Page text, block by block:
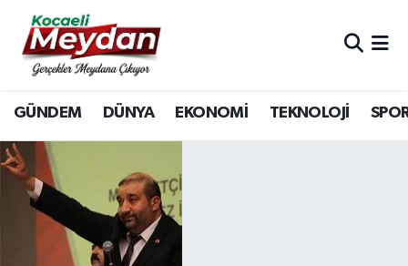
GÜNDEM DÜNYA EKONOMİ TEKNOLOJİ
Nöbetçi Eczaneler
Hava Durumu
Trafik Durumu
Süper Lig Puan Durumu ve Fikstür
Tüm Manşetler